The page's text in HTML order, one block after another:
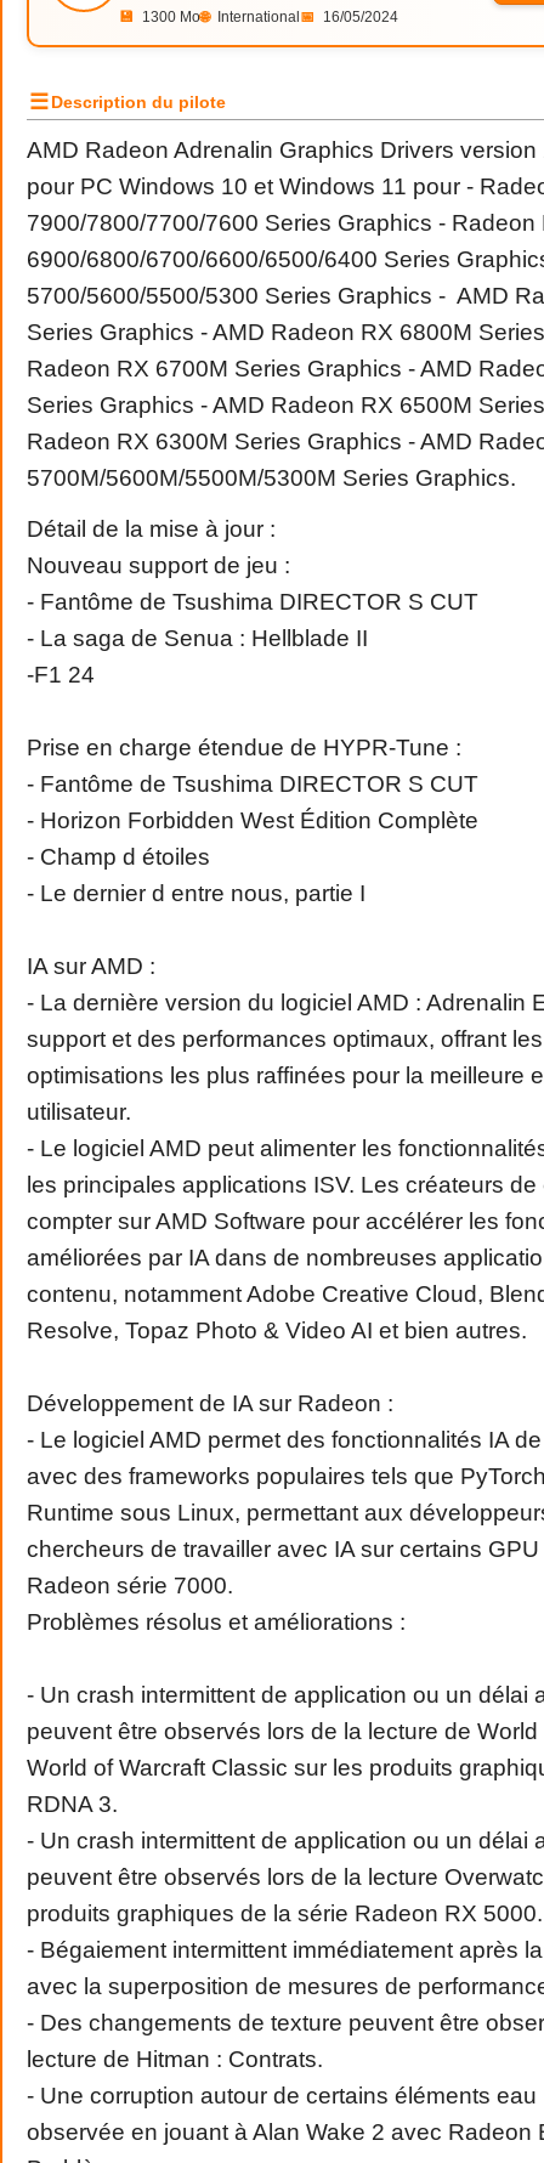
💾 1300 Mo🌐 International 📅 16/05/2024
☰Description du pilote
AMD Radeon Adrenalin Graphics Drivers version
pour PC Windows 10 et Windows 11 pour -
7900/7800/7700/7600 Series Graphics - Radeon
6900/6800/6700/6600/6500/6400 Series
5700/5600/5500/5300 Series Graphics - AMD
Series Graphics - AMD Radeon RX 6800M
Radeon RX 6700M Series Graphics - AMD
Series Graphics - AMD Radeon RX 6500M
Radeon RX 6300M Series Graphics - AMD
5700M/5600M/5500M/5300M Series Graphics.
Détail de la mise à jour :
Nouveau support de jeu :
- Fantôme de Tsushima DIRECTOR S CUT
- La saga de Senua : Hellblade II
-F1 24
Prise en charge étendue de HYPR-Tune :
- Fantôme de Tsushima DIRECTOR S CUT
- Horizon Forbidden West Édition Complète
- Champ d étoiles
- Le dernier d entre nous, partie I
IA sur AMD :
- La dernière version du logiciel AMD : Adrenalin
support et des performances optimaux, offrant
optimisations les plus raffinées pour la meilleure
utilisateur.
- Le logiciel AMD peut alimenter les
les principales applications ISV. Les créateurs
compter sur AMD Software pour accélérer les
améliorées par IA dans de nombreuses
contenu, notamment Adobe Creative Cloud,
Resolve, Topaz Photo & Video AI et bien autres.
Développement de IA sur Radeon :
- Le logiciel AMD permet des fonctionnalités IA
avec des frameworks populaires tels que
Runtime sous Linux, permettant aux
chercheurs de travailler avec IA sur certains
Radeon série 7000.
Problèmes résolus et améliorations :
- Un crash intermittent de application ou un délai
peuvent être observés lors de la lecture de
World of Warcraft Classic sur les produits
RDNA 3.
- Un crash intermittent de application ou un délai
peuvent être observés lors de la lecture
produits graphiques de la série Radeon RX 5000.
- Bégaiement intermittent immédiatement après
avec la superposition de mesures de
- Des changements de texture peuvent être
lecture de Hitman : Contrats.
- Une corruption autour de certains éléments eau
observée en jouant à Alan Wake 2 avec Radeon